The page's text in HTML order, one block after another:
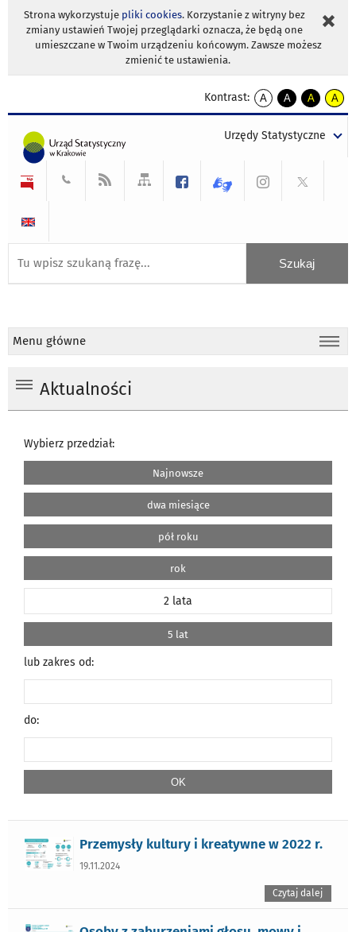
Strona wykorzystuje pliki cookies. Korzystanie z witryny bez
zmiany ustawień Twojej przeglądarki oznacza, że będą one
umieszczane w Twoim urządzeniu końcowym. Zawsze możesz
zmienić te ustawienia.
Kontrast:
A
kontrast
A
kontrast
tekst
czarnym
A
kontrast
tekst
czarnym
A
tekst
żółtym
Urzędy Statystyczne
Menu główne
Aktualności
Wybierz przedział:
Najnowsze
dwa miesiące
pół roku
rok
2 lata
5 lat
lub zakres od:
do:
Przemysły kultury i kreatywne w 2022 r.
19.11.2024
Czytaj dalej